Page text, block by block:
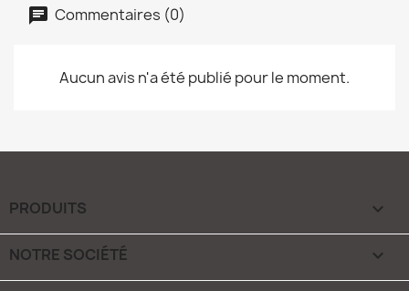
Commentaires (0)
Aucun avis n'a été publié pour le moment.
PRODUITS 
NOTRE SOCIÉTÉ 